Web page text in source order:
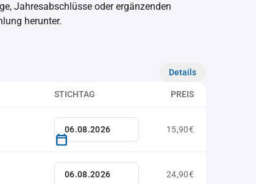
Jahresabschlüsse oder ergänzenden
herunter.
Details
STICHTAG PREIS
15,90€
24,90€